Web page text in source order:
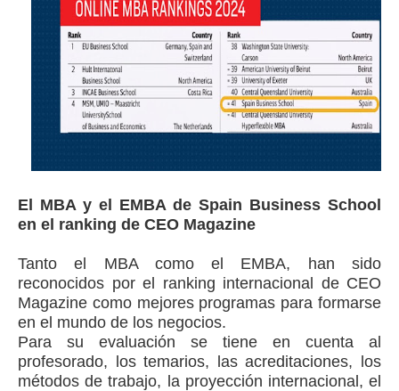
El MBA y el EMBA de Spain Business School
en el ranking de CEO Magazine
Tanto el MBA como el EMBA, han sido
reconocidos por el ranking internacional de CEO
Magazine como mejores programas para formarse
en el mundo de los negocios.
Para su evaluación se tiene en cuenta al
profesorado, los temarios, las acreditaciones, los
métodos de trabajo, la proyección internacional, el